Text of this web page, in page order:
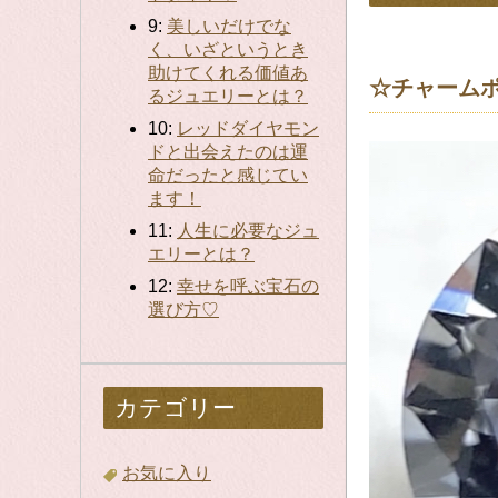
9: 美しいだけでな
く、いざというとき
助けてくれる価値あ
るジュエリーとは？
10: レッドダイヤモン
ドと出会えたのは運
命だったと感じてい
ます！
11: 人生に必要なジュ
エリーとは？
12: 幸せを呼ぶ宝石の
選び方♡
カテゴリー
お気に入り
☆チャーム